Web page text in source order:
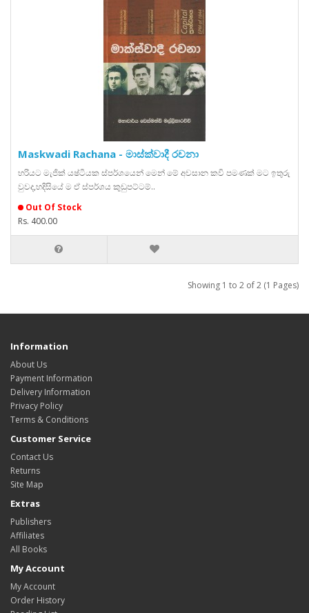
Maskwadi Rachana - මාස්ක්වාදී රචනා
හරියට මැජික් යෂ්ටියක ස්පර්ශයෙන් මෙන් මේ අවසාන කවි පමණක් මට ඉතුරු
වුවද,හදිසියේ ම ඒ ස්පර්ශය කුඩුපට්ටම්..
Out Of Stock
Rs. 400.00
Showing 1 to 2 of 2 (1 Pages)
Information
About Us
Payment Information
Delivery Information
Privacy Policy
Terms & Conditions
Customer Service
Contact Us
Returns
Site Map
Extras
Publishers
Affiliates
All Books
My Account
My Account
Order History